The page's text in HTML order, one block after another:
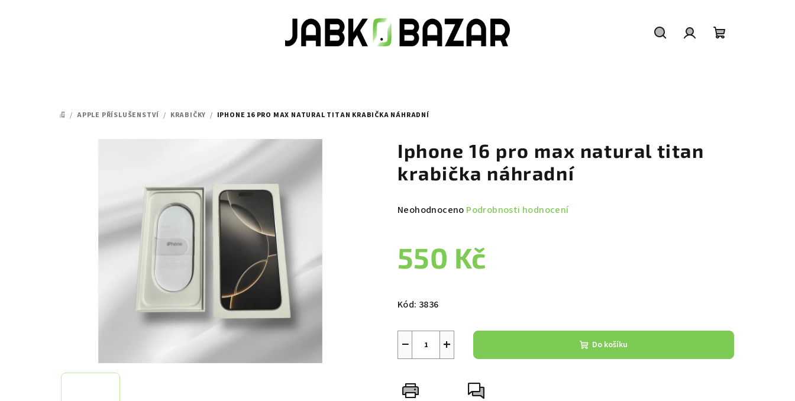
DOMŮ
/ APPLE PŘÍSLUŠENSTVÍ / KRABIČKY / IPHONE 16 PRO MAX NATURAL TITAN KRABIČKA NÁHRADNÍ
Iphone 16 pro max natural titan
krabička náhradní
Průměrné
je
0,0
hvězdiček.
Neohodnoceno Podrobnosti hodnocení
550 Kč
cena:
Kód: 3836
+
− Do košíku